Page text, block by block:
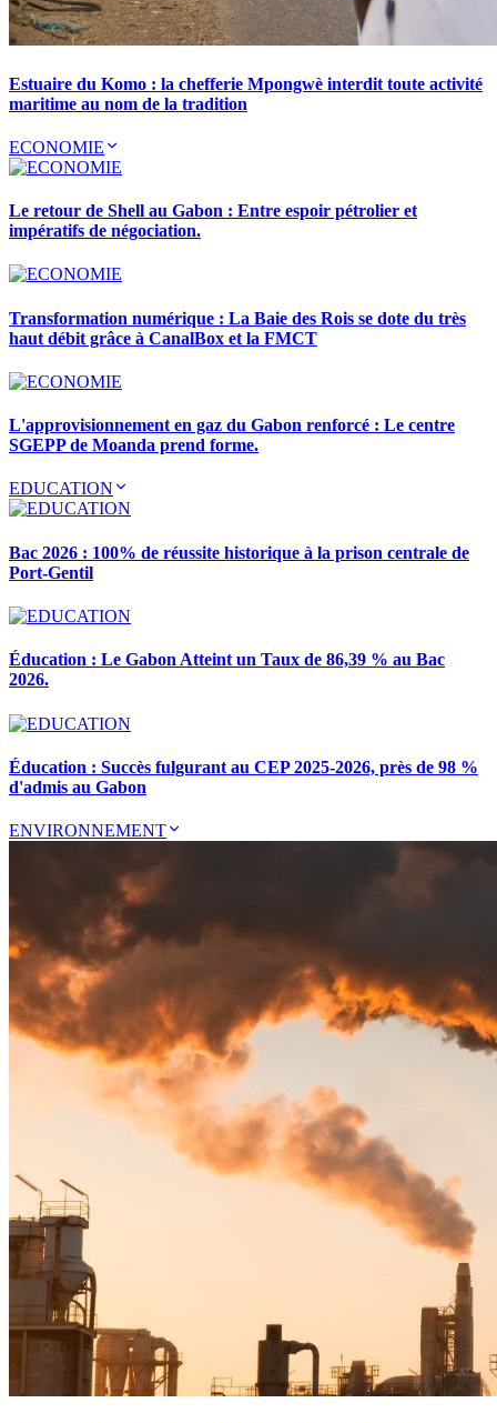
Estuaire du Komo : la chefferie Mpongwè interdit toute activité
maritime au nom de la tradition
ECONOMIE
Le retour de Shell au Gabon : Entre espoir pétrolier et
impératifs de négociation.
Transformation numérique : La Baie des Rois se dote du très
haut débit grâce à CanalBox et la FMCT
L'approvisionnement en gaz du Gabon renforcé : Le centre
SGEPP de Moanda prend forme.
EDUCATION
Bac 2026 : 100% de réussite historique à la prison centrale de
Port-Gentil
Éducation : Le Gabon Atteint un Taux de 86,39 % au Bac
2026.
Éducation : Succès fulgurant au CEP 2025-2026, près de 98 %
d'admis au Gabon
ENVIRONNEMENT